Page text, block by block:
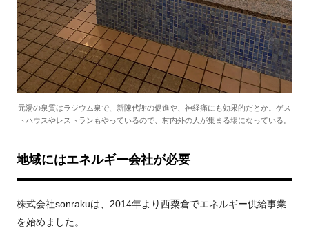
元湯の泉質はラジウム泉で、新陳代謝の促進や、神経痛にも効果的だとか。ゲス
トハウスやレストランもやっているので、村内外の人が集まる場になっている。
地域にはエネルギー会社が必要
株式会社sonrakuは、2014年より西粟倉でエネルギー供給事業
を始めました。